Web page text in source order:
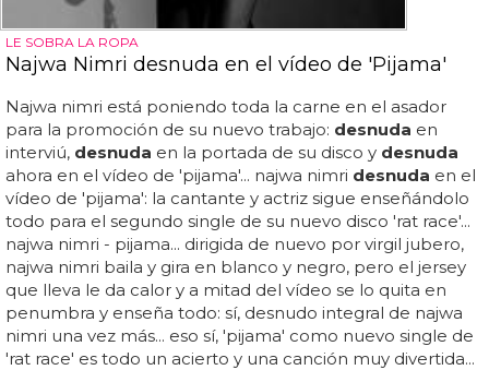
LE SOBRA LA ROPA
Najwa Nimri desnuda en el vídeo de 'Pijama'
Najwa nimri está poniendo toda la carne en el asador
para la promoción de su nuevo trabajo: desnuda en
interviú, desnuda en la portada de su disco y desnuda
ahora en el vídeo de 'pijama'... najwa nimri desnuda en el
vídeo de 'pijama': la cantante y actriz sigue enseñándolo
todo para el segundo single de su nuevo disco 'rat race'...
najwa nimri - pijama... dirigida de nuevo por virgil jubero,
najwa nimri baila y gira en blanco y negro, pero el jersey
que lleva le da calor y a mitad del vídeo se lo quita en
penumbra y enseña todo: sí, desnudo integral de najwa
nimri una vez más... eso sí, 'pijama' como nuevo single de
'rat race' es todo un acierto y una canción muy divertida...